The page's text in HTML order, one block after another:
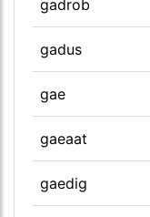
gadrob
gadus
gae
gaeaat
gaedig